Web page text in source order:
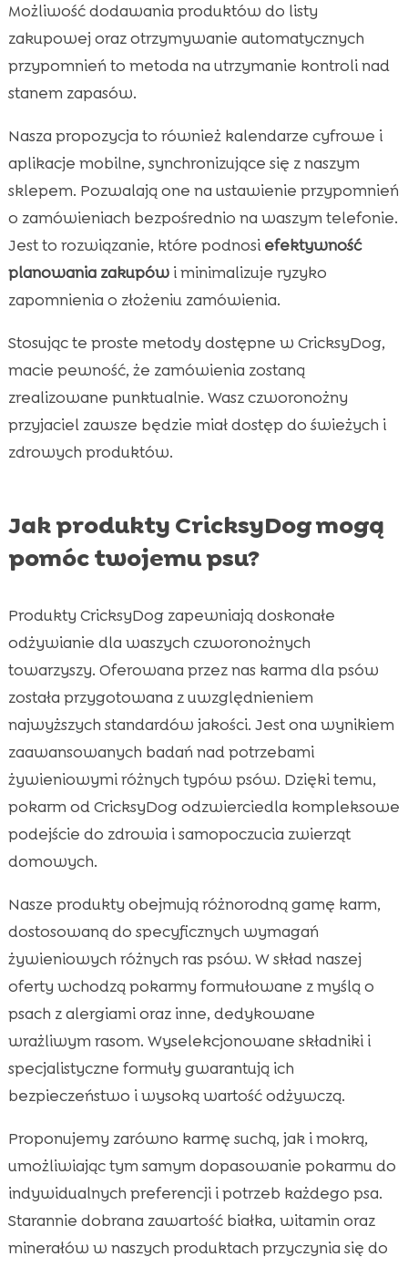
Możliwość dodawania produktów do listy
zakupowej oraz otrzymywanie automatycznych
przypomnień to metoda na utrzymanie kontroli nad
stanem zapasów.
Nasza propozycja to również kalendarze cyfrowe i
aplikacje mobilne, synchronizujące się z naszym
sklepem. Pozwalają one na ustawienie przypomnień
o zamówieniach bezpośrednio na waszym telefonie.
Jest to rozwiązanie, które podnosi efektywność
planowania zakupówi minimalizuje ryzyko
zapomnienia o złożeniu zamówienia.
Stosując te proste metody dostępne w CricksyDog,
macie pewność, że zamówienia zostaną
zrealizowane punktualnie. Wasz czworonożny
przyjaciel zawsze będzie miał dostęp do świeżych i
zdrowych produktów.
Jak produkty CricksyDog mogą
pomóc twojemu psu?
Produkty CricksyDog zapewniają doskonałe
odżywianie dla waszych czworonożnych
towarzyszy. Oferowana przez nas karma dla psów
została przygotowana z uwzględnieniem
najwyższych standardów jakości. Jest ona wynikiem
zaawansowanych badań nad potrzebami
żywieniowymi różnych typów psów. Dzięki temu,
pokarm od CricksyDog odzwierciedla kompleksowe
podejście do zdrowia i samopoczucia zwierząt
domowych.
Nasze produkty obejmują różnorodną gamę karm,
dostosowaną do specyficznych wymagań
żywieniowych różnych ras psów. W skład naszej
oferty wchodzą pokarmy formułowane z myślą o
psach z alergiami oraz inne, dedykowane
wrażliwym rasom. Wyselekcjonowane składniki i
specjalistyczne formuły gwarantują ich
bezpieczeństwo i wysoką wartość odżywczą.
Proponujemy zarówno karmę suchą, jak i mokrą,
umożliwiając tym samym dopasowanie pokarmu do
indywidualnych preferencji i potrzeb każdego psa.
Starannie dobrana zawartość białka, witamin oraz
minerałów w naszych produktach przyczynia się do